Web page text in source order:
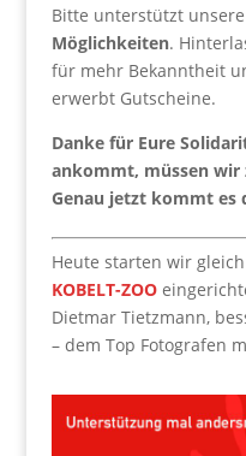
Bitte unterstützt
Möglichkeiten.
für mehr Bekanntheit
erwerbt Gutscheine.
Danke für Eure
ankommt, müssen wir
Genau jetzt kommt es
Heute starten wir
KOBELT-ZOO
Dietmar Tietzmann,
– dem Top Fotografen